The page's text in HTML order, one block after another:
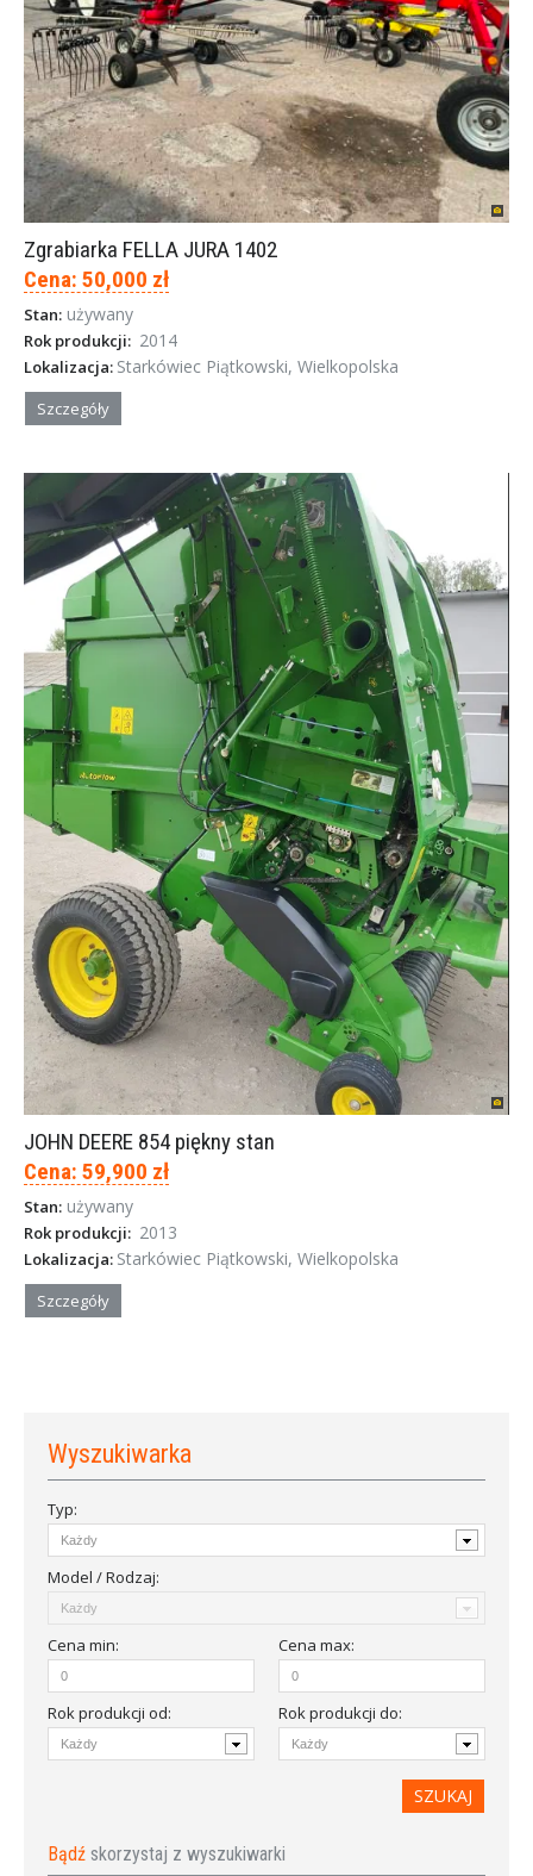
Zgrabiarka FELLA JURA 1402
Cena: 50,000 zł
Stan: używany
Rok produkcji: 2014
Lokalizacja: Starkówiec Piątkowski, Wielkopolska
Szczegóły
JOHN DEERE 854 piękny stan
Cena: 59,900 zł
Stan: używany
Rok produkcji: 2013
Lokalizacja: Starkówiec Piątkowski, Wielkopolska
Szczegóły
Wyszukiwarka
Typ:
Model / Rodzaj:
Cena min: Cena max:
Rok produkcji od: Rok produkcji do:
Bądź skorzystaj z wyszukiwarki